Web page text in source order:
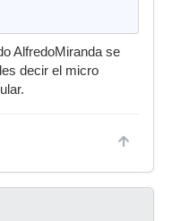
AlfredoMiranda se
decir el micro